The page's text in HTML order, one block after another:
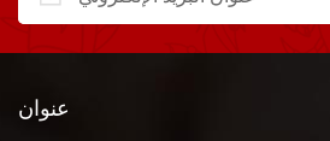
عنوان